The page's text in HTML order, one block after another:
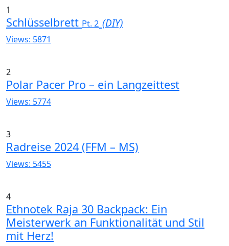
1
Schlüsselbrett Pt. 2 (DIY)
Views: 5871
2
Polar Pacer Pro – ein Langzeittest
Views: 5774
3
Radreise 2024 (FFM – MS)
Views: 5455
4
Ethnotek Raja 30 Backpack: Ein
Meisterwerk an Funktionalität und Stil
mit Herz!